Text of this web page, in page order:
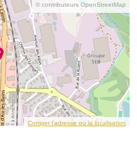
© contributeurs OpenStreetMap
Corriger l’adresse ou la localisation